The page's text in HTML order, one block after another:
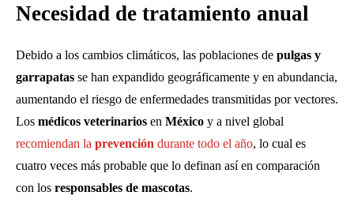
Necesidad de tratamiento anual
Debido a los cambios climáticos, las poblaciones de pulgas y
garrapatas se han expandido geográficamente y en abundancia,
aumentando el riesgo de enfermedades transmitidas por vectores.
Los médicos veterinarios en México y a nivel global
recomiendan la prevención durante todo el año, lo cual es
cuatro veces más probable que lo definan así en comparación
con los responsables de mascotas.